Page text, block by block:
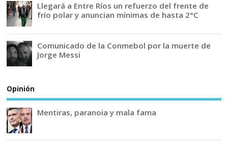
Llegará a Entre Ríos un refuerzo del frente de
frío polar y anuncian mínimas de hasta 2°C
Comunicado de la Conmebol por la muerte de
Jorge Messi
Opinión
Mentiras, paranoia y mala fama